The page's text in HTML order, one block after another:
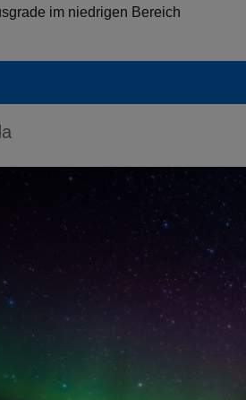
im niedrigen Bereich